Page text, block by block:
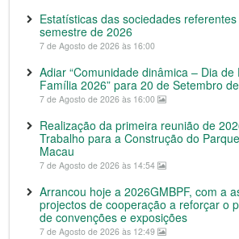
Estatísticas das sociedades
semestre de 2026
7 de Agosto de 2026 às 16:00
Adiar “Comunidade dinâmica – Dia de
Família 2026” para 20 de Setembro
7 de Agosto de 2026 às 16:00
Realização da primeira reunião de
Trabalho para a Construção do
Macau
7 de Agosto de 2026 às 14:54
Arrancou hoje a 2026GMBPF, com a
projectos de cooperação a reforçar o
de convenções e exposições
7 de Agosto de 2026 às 12:49